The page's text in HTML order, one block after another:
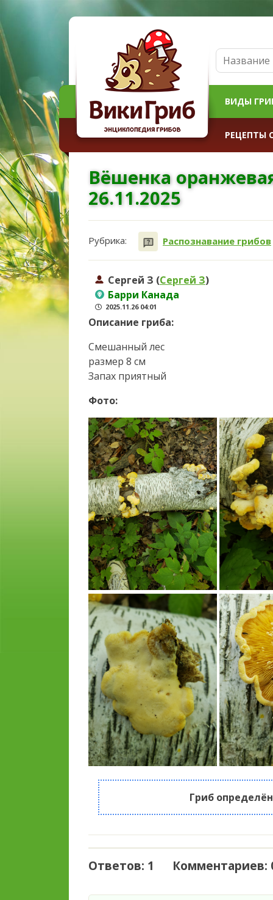
ВИДЫ
РЕЦЕПТЫ
Вёшенка
26.11.2025
Рубрика: Распознавание грибов
Сергей З (Сергей З)
Барри Канада
2025.11.26 04:01
Описание гриба:
Смешанный лес
размер 8 см
Запах приятный
Фото:
Гриб
Ответов: 1 Комментариев: